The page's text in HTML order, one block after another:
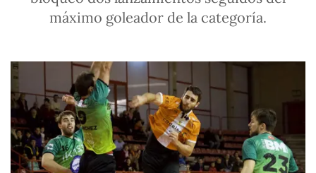
máximo goleador de la categoría.